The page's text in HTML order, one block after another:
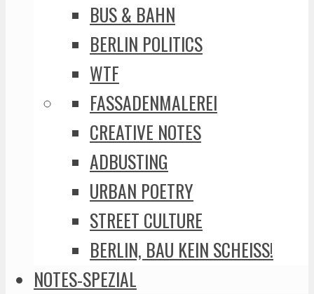
BUS & BAHN
BERLIN POLITICS
WTF
FASSADENMALEREI
CREATIVE NOTES
ADBUSTING
URBAN POETRY
STREET CULTURE
BERLIN, BAU KEIN SCHEISS!
NOTES-SPEZIAL